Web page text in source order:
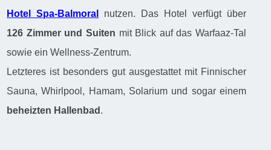
Hotel Spa-Balmoral
nutzen. Das Hotel verfügt über
126 Zimmer und Suiten mit Blick auf das Warfaaz-Tal
sowie ein Wellness-Zentrum.
Letzteres ist besonders gut ausgestattet mit Finnischer
Sauna, Whirlpool, Hamam, Solarium und sogar einem
beheizten Hallenbad .